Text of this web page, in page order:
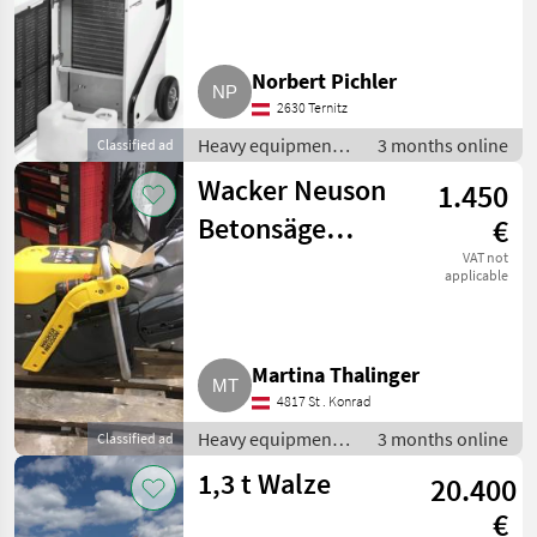
Classified ad
Norbert Pichler
2630 Ternitz
Heavy equipment/
construction
machines / Small
construction
devices
3 months online
Classified ad
Wacker Neuson
Betonsäge
1.450
€
VAT not
applicable
Martina Thalinger
4817 St . Konrad
Heavy equipment/
construction
machines / Small
3 months online
1,3 t Walze
20.400
€